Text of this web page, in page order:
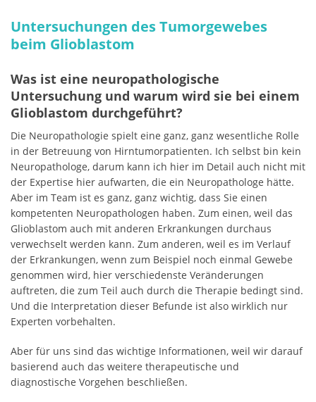
Untersuchungen des Tumorgewebes
beim Glioblastom
Was ist eine neuropathologische
Untersuchung und warum wird sie bei einem
Glioblastom durchgeführt?
Die Neuropathologie spielt eine ganz, ganz wesentliche Rolle
in der Betreuung von Hirntumorpatienten. Ich selbst bin kein
Neuropathologe, darum kann ich hier im Detail auch nicht mit
der Expertise hier aufwarten, die ein Neuropathologe hätte.
Aber im Team ist es ganz, ganz wichtig, dass Sie einen
kompetenten Neuropathologen haben. Zum einen, weil das
Glioblastom auch mit anderen Erkrankungen durchaus
verwechselt werden kann. Zum anderen, weil es im Verlauf
der Erkrankungen, wenn zum Beispiel noch einmal Gewebe
genommen wird, hier verschiedenste Veränderungen
auftreten, die zum Teil auch durch die Therapie bedingt sind.
Und die Interpretation dieser Befunde ist also wirklich nur
Experten vorbehalten.
Aber für uns sind das wichtige Informationen, weil wir darauf
basierend auch das weitere therapeutische und
diagnostische Vorgehen beschließen.